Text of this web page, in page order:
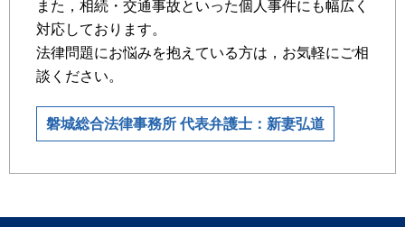
また，相続・交通事故といった個人事件にも幅広く
対応しております。
法律問題にお悩みを抱えている方は，お気軽にご相
談ください。
磐城総合法律事務所 代表弁護士：新妻弘道